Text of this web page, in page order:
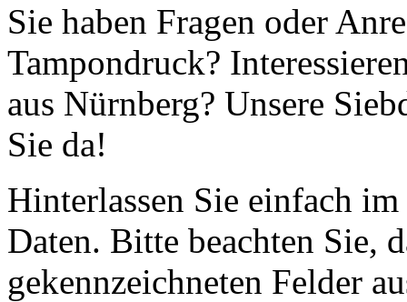
Sie haben Fragen oder
Tampondruck?
aus Nürnberg? Unsere
Sie da!
Hinterlassen Sie einfach
Daten. Bitte beachten Sie,
gekennzeichneten Felder